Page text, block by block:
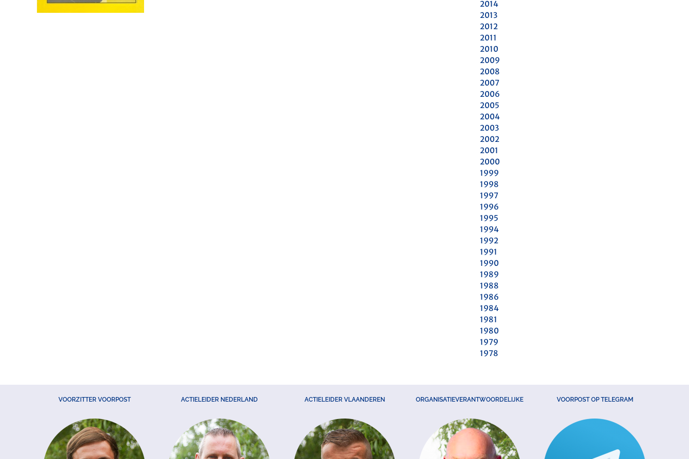
2014
2013
2012
2011
2010
2009
2008
2007
2006
2005
2004
2003
2002
2001
2000
1999
1998
1997
1996
1995
1994
1992
1991
1990
1989
1988
1986
1984
1981
1980
1979
1978
VOORZITTER VOORPOST ACTIELEIDER NEDERLAND ACTIELEIDER VLAANDEREN ORGANISATIEVERANTWOORDELIJKE VOORPOST OP TELEGRAM